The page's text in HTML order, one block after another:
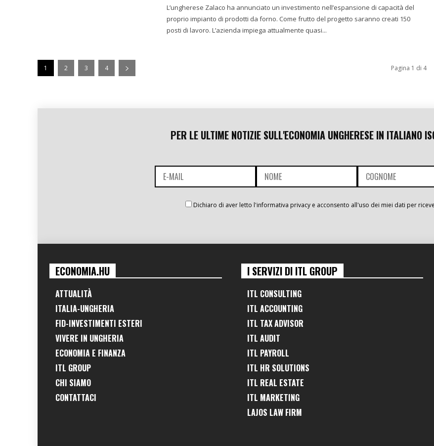
L’ungherese Zalaco ha annunciato un investimento nell’espansione di capacità del
proprio impianto di prodotti da forno. Come frutto del progetto saranno creati 150
posti di lavoro. L’azienda impiega attualmente quasi...
1 2 3 4 Pagina 1 di 4
PER LE ULTIME NOTIZIE SULL'ECONOMIA UNGHERESE IN ITALIANO
Dichiaro di aver letto l'informativa privacy e acconsento all'uso dei miei dati per
ECONOMIA.HU
ATTUALITÀ
ITALIA-UNGHERIA
FID-INVESTIMENTI ESTERI
VIVERE IN UNGHERIA
ECONOMIA E FINANZA
ITL GROUP
CHI SIAMO
CONTATTACI
I SERVIZI DI ITL GROUP
ITL CONSULTING
ITL ACCOUNTING
ITL TAX ADVISOR
ITL AUDIT
ITL PAYROLL
ITL HR SOLUTIONS
ITL REAL ESTATE
ITL MARKETING
LAJOS LAW FIRM